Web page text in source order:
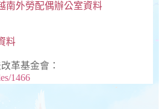
南外勞配偶辦公室資料
料
革基金會：
1466